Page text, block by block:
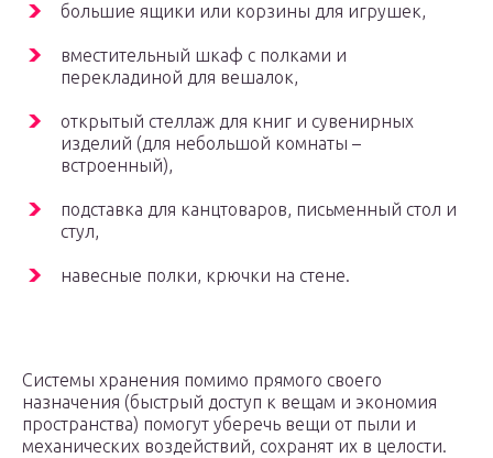
большие ящики или корзины для игрушек,
вместительный шкаф с полками и
перекладиной для вешалок,
открытый стеллаж для книг и сувенирных
изделий (для небольшой комнаты –
встроенный),
подставка для канцтоваров, письменный стол и
стул,
навесные полки, крючки на стене.
Системы хранения помимо прямого своего
назначения (быстрый доступ к вещам и экономия
пространства) помогут уберечь вещи от пыли и
механических воздействий, сохранят их в целости.